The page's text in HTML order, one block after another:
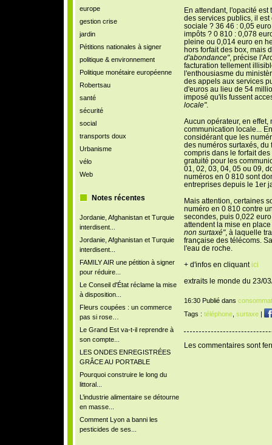
europe
gestion crise
jardin
Pétitions nationales à signer
politique & environnement
Politique monétaire européenne
Robertsau
santé
sécurité
social
transports doux
Urbanisme
vélo
Web
Notes récentes
Jordanie, Afghanistan et Turquie
interdisent...
Jordanie, Afghanistan et Turquie
interdisent...
FAMILY AIR une pétition à signer
pour réduire...
Le Conseil d'État réclame la mise
à disposition...
Fleurs coupées : un commerce
pas si rose…
Le Grand Est va-t-il reprendre à
son compte...
LES ONDES ENREGISTRÉES
GRÂCE AU PORTABLE
Pourquoi construire le long du
littoral...
L’industrie alimentaire se détourne
en masse...
Comment Lyon a banni les
pesticides de ses...
En attendant, l'opacité est
des services publics, il est
sociale ? 36 46 : 0,05
impôts ? 0 810 : 0,078
pleine ou 0,014 euro en
hors forfait des box, mais
d'abondance", précise
facturation tellement
l'enthousiasme du
des appels aux services
d'euros au lieu de 54
imposé qu'ils fussent
locale".
Aucun opérateur, en
communication locale...
considérant que les
des numéros surtaxés, du
compris dans le forfait
gratuité pour les
01, 02, 03, 04, 05 ou 09,
numéros en 0 810 sont
entreprises depuis le 1er
Mais attention, certaines
numéro en 0 810 contre
secondes, puis 0,022
attendent la mise en
non surtaxé", à laquelle
française des télécoms.
l'eau de roche.
+ d'infos en cliquantici
extraits le monde du 23/
16:30 Publié dans
Tags : téléphone, surtaxe|
Les commentaires sont